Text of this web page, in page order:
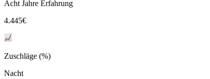
Acht Jahre Erfahrung
4.445€
Zuschläge (%)
Nacht